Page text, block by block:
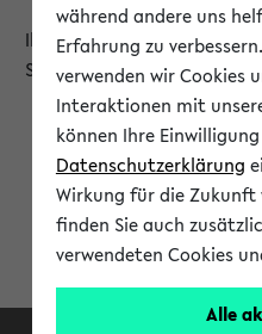
Ihr Verlauf ist leer. Er wird
Sitzung füllen.
während andere uns
Erfahrung zu
verwenden wir Cookies
Interaktionen mit
können Ihre
Datenschutzerklärung
Wirkung für die
finden Sie auch
verwendeten Cookies
Alle